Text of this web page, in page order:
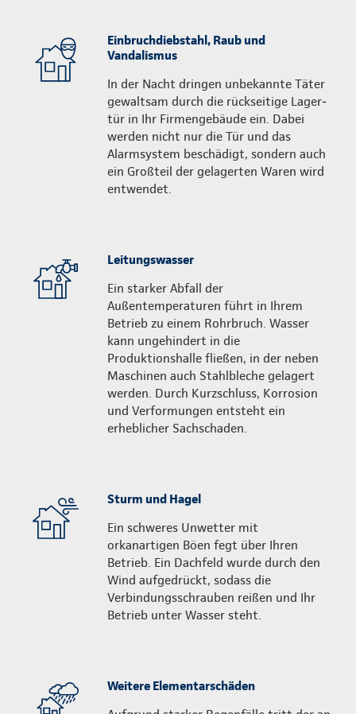
Einbruchdiebstahl, Raub und
Vandalismus
In der Nacht dringen unbekannte Täter
gewaltsam durch die rückseitige Lager­
tür in Ihr Firmengebäude ein. Dabei
werden nicht nur die Tür und das
Alarmsystem beschädigt, sondern auch
ein Großteil der gelagerten Waren wird
entwendet.
Leitungswasser
Ein starker Abfall der
Außentemperaturen führt in Ihrem
Betrieb zu einem Rohrbruch. Wasser
kann ungehindert in die
Produktionshalle fließen, in der neben
Maschinen auch Stahlbleche gelagert
werden. Durch Kurzschluss, Korrosion
und Verformungen entsteht ein
erheblicher Sachschaden.
Sturm und Hagel
Ein schweres Unwetter mit
orkanartigen Böen fegt über Ihren
Betrieb. Ein Dachfeld wurde durch den
Wind aufgedrückt, sodass die
Verbindungs­schrauben reißen und Ihr
Betrieb unter Wasser steht.
Weitere Elementarschäden